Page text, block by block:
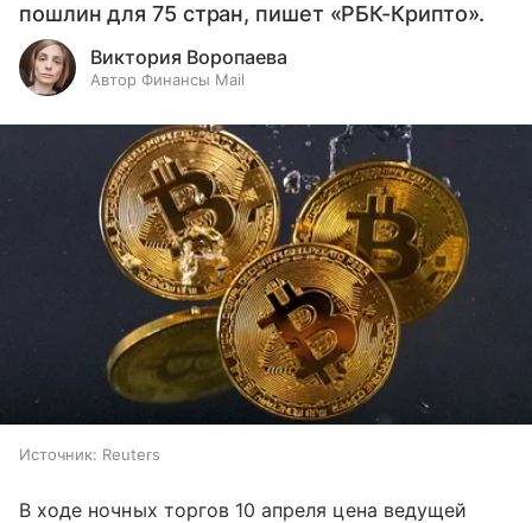
пошлин для 75 стран, пишет «РБК-Крипто».
Виктория Воропаева
Автор Финансы Mail
Источник: Reuters
В ходе ночных торгов 10 апреля цена ведущей